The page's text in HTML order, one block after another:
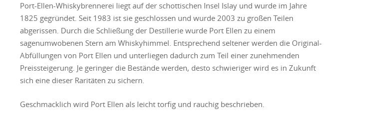
Port-Ellen-Whiskybrennerei liegt auf der schottischen Insel Islay und wurde im Jahre
1825 gegründet. Seit 1983 ist sie geschlossen und wurde 2003 zu großen Teilen
abgerissen. Durch die Schließung der Destillerie wurde Port Ellen zu einem
sagenumwobenen Stern am Whiskyhimmel. Entsprechend seltener werden die Original-
Abfüllungen von Port Ellen und unterliegen dadurch zum Teil einer zunehmenden
Preissteigerung. Je geringer die Bestände werden, desto schwieriger wird es in Zukunft
sich eine dieser Raritäten zu sichern.
Geschmacklich wird Port Ellen als leicht torfig und rauchig beschrieben.